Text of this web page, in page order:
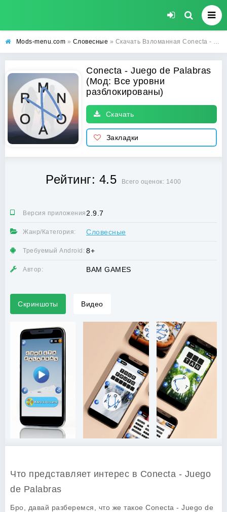
Mods-menu.com » Словесные » Скачать Взломанная Conecta - Juego de Palabras на Андроид (Все уровни разблокированы)
Conecta - Juego de Palabras
(Мод: Все уровни
разблокированы)
Скачать
Закладки
Рейтинг: 4.5 Всего оценок: 1400
Версия приложения:2.9.7
Жанр/Категория: Словесные
Требуемый Android: 8+
Автор: BAM GAMES
Скриншоты Видео
Что представляет интерес в Conecta - Juego
de Palabras
Бро, давай разберемся, что же такое Conecta - Juego de